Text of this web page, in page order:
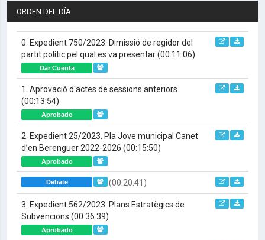
ORDEN DEL DÍA
0. Expedient 750/2023. Dimissió de regidor del
partit polític pel qual es va presentar(00:11:06)
Dar Cuenta
1. Aprovació d'actes de sessions anteriors
(00:13:54)
Aprobado
2. Expedient 25/2023. Pla Jove municipal Canet
d’en Berenguer 2022-2026 (00:15:50)
Aprobado
Debate (00:20:41)
3. Expedient 562/2023. Plans Estratègics de
Subvencions (00:36:39)
Aprobado